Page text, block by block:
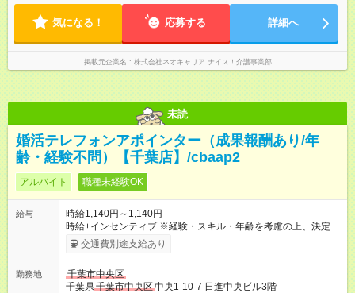
気になる！ 応募する 詳細へ
掲載元企業名 株式会社ネオキャリア ナイス！介護事業部
未読
婚活テレフォンアポインター（成果報酬あり/年
齢・経験不問）【千葉店】/cbaap2
アルバイト 職種未経験OK
給与
時給1,140円～1,140円
時給+インセンティブ ※経験・スキル・年齢を考慮の上、決定し
ます。 《成果に応じたインセンティブ支給例》 テレアポ未経
験、入社5ヶ月目の女性パートさんが、時給に加えて、月7万円
果・貢献に応じた報酬制度が導入されています。 ※試用期間は3
ヶ月で、その間は有期契約です。そのほかの条件に変更はあり
交通費別途支給あり
勤務地
千葉市中央区
千葉県千葉市中央区中央1-10-7 日進中央ビル3階